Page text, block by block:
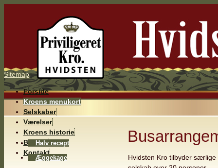
Sitemap
Forside
Kroens menukort
Selskaber
Værelser
Kroens historie
Billeder
Kontakt
Halv recept
Æggekage
Hvidsten Kro tilbyder